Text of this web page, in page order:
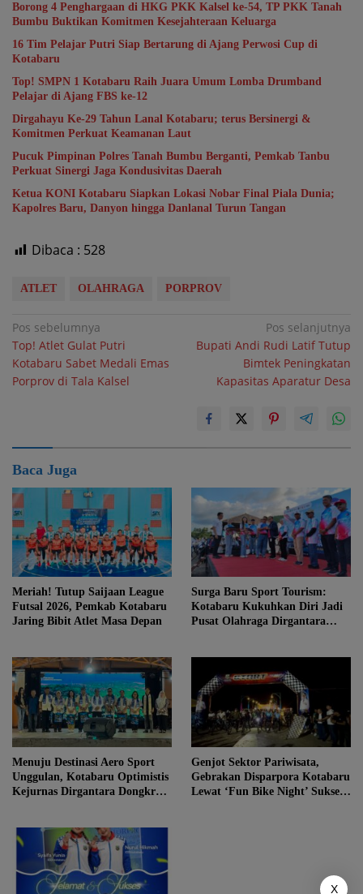
Borong 4 Penghargaan di HKG PKK Kalsel ke-54, TP PKK Tanah
Bumbu Buktikan Komitmen Kesejahteraan Keluarga
16 Tim Pelajar Putri Siap Bertarung di Ajang Perwosi Cup di
Kotabaru
Top! SMPN 1 Kotabaru Raih Juara Umum Lomba Drumband
Pelajar di Ajang FBS ke-12
Dirgahayu Ke-29 Tahun Lanal Kotabaru; terus Bersinergi &
Komitmen Perkuat Keamanan Laut
Pucuk Pimpinan Polres Tanah Bumbu Berganti, Pemkab Tanbu
Perkuat Sinergi Jaga Kondusivitas Daerah
Ketua KONI Kotabaru Siapkan Lokasi Nobar Final Piala Dunia;
Kapolres Baru, Danyon hingga Danlanal Turun Tangan
Dibaca : 528
ATLET OLAHRAGA PORPROV
Navigasi
pos
Pos sebelumnya
Top! Atlet Gulat Putri
Kotabaru Sabet Medali Emas
Porprov di Tala Kalsel
Pos selanjutnya
Bupati Andi Rudi Latif Tutup
Bimtek Peningkatan
Kapasitas Aparatur Desa
Baca Juga
Meriah! Tutup Saijaan League
Futsal 2026, Pemkab Kotabaru
Jaring Bibit Atlet Masa Depan
Surga Baru Sport Tourism:
Kotabaru Kukuhkan Diri Jadi
Pusat Olahraga Dirgantara
Menuju Destinasi Aero Sport
Unggulan, Kotabaru Optimistis
Kejurnas Dirgantara Dongkrak
Genjot Sektor Pariwisata,
Gebrakan Disparpora Kotabaru
Lewat ‘Fun Bike Night’ Sukses
X